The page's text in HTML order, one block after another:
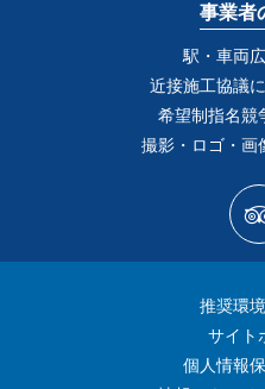
事業者
駅・車両
近接施工協議
希望制指名競
撮影・ロゴ・画
推奨環
サイト
個人情報